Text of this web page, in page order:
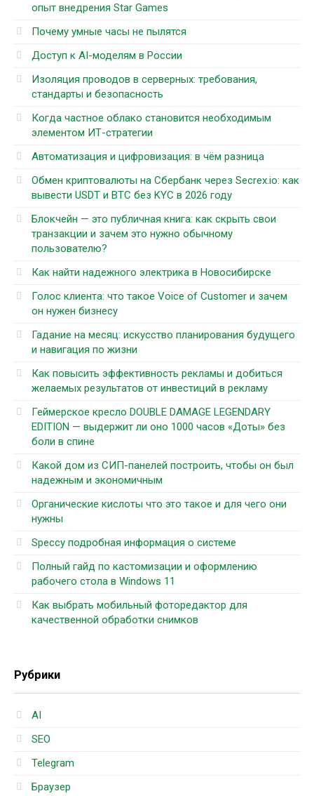
опыт внедрения Star Games
Почему умные часы не пылятся
Доступ к AI-моделям в России
Изоляция проводов в серверных: требования,
стандарты и безопасность
Когда частное облако становится необходимым
элементом ИТ-стратегии
Автоматизация и цифровизация: в чём разница
Обмен криптовалюты на Сбербанк через Secrex.io: как
вывести USDT и BTC без KYC в 2026 году
Блокчейн — это публичная книга: как скрыть свои
транзакции и зачем это нужно обычному
пользователю?
Как найти надежного электрика в Новосибирске
Голос клиента: что такое Voice of Customer и зачем
он нужен бизнесу
Гадание на месяц: искусство планирования будущего
и навигация по жизни
Как повысить эффективность рекламы и добиться
желаемых результатов от инвестиций в рекламу
Геймерское кресло DOUBLE DAMAGE LEGENDARY
EDITION — выдержит ли оно 1000 часов «Доты» без
боли в спине
Какой дом из СИП-панелей построить, чтобы он был
надежным и экономичным
Органические кислоты что это такое и для чего они
нужны
Speccy подробная информация о системе
Полный гайд по кастомизации и оформлению
рабочего стола в Windows 11
Как выбрать мобильный фоторедактор для
качественной обработки снимков
Рубрики
AI
SEO
Telegram
Браузер